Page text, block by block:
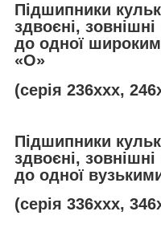
Підшипники
здвоєні,
до одної
«О»
(серія 236ххх,
Підшипники
здвоєні,
до одної
(серія 336ххх,